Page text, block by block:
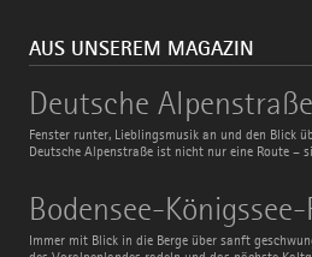
AUS UNSEREM MAGAZIN
Deutsche Alpenstraße
Fenster runter, Lieblingsmusik an und den Blick
Deutsche Alpenstraße ist nicht nur eine Route –
Deutsche
Alpenstraße
Bodensee-
Immer mit Blick in die Berge über sanft
Bodensee-
Königssee-
Radweg